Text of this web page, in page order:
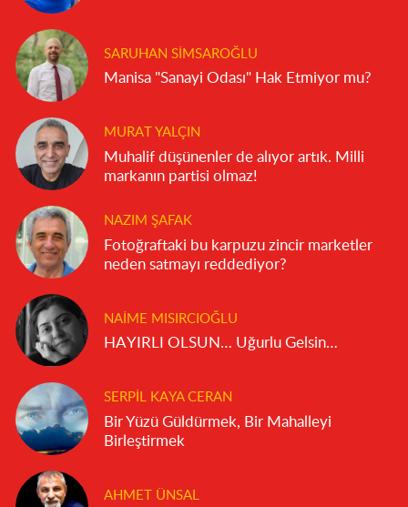
SARUHAN SIMSAROĞLU
Manisa "Sanayi Odası" Hak Etmiyor mu?
MURAT YALÇIN
Muhalif düşünenler de alıyor artık. Milli
markanın partisi olmaz!
NAZIM ŞAFAK
Fotoğraftaki bu karpuzu zincir marketler
neden satmayı reddediyor?
NAIME MISIRCIOĞLU
HAYIRLI OLSUN… Uğurlu Gelsin…
SERPIL KAYA CERAN
Bir Yüzü Güldürmek, Bir Mahalleyi
Birleştirmek
AHMET ÜNSAL